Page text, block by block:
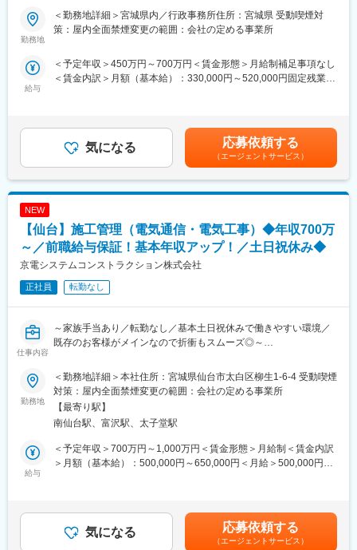
・在籍人数：全国9支社にて約1,000名以上の技術が活躍しており
ます！中途入社者、多数活躍中！
【ワークライフバランスが整う環境】
◎みなし公務員とも呼ばれるのが発注者支援業務です！
なり、働きやすい環境が用意されています！
◎官公庁は「働き方改革」を推進する立場にあるので、残業は少
ない傾向です！社内・社外業務比率もほぼ50:50と、室内での事務
業務が多いのも特徴です！
■業務概要：
発注者支援業務（国土交通省や地方自治体等の官公庁が発注する
成の補助業務等、「資料作成」をメインでお任せいたします。
・各種設計に用いる検討資料の作成、関係機関等の協議に関する
資料作成
・地元説明に関する資料作成、予算要求に関する資料作成、業務
の入札契約手続きに関する補助業務 など
1.予算関連資料：工事費の積算結果や予算要求書
2.契約関連資料：入札公告、仕様書、契約書案など
3.説明資料：地元説明会や議会報告用のプレゼン資料
4.進捗管理資料：工事の進捗状況や工程表
5.報告書：品質管理報告、監督状況報告など
・主な取引先：国土交通省、農林水産省、地方自治体、鉄道運輸
機構、各種団体、大手ゼネコン
・在籍人数：全国9支社にて約1,000名以上の技術が活躍しており
ます！中途入社者、多数活躍中！
■ワークライフバランス：
ることが可能です。
・退社時間や休日も公務員に準拠。官公庁は「働き方改革」を推
も特徴です。
・退職金制度や介護休業制度もあり、働きやすい環境が整ってお
ります。
勤務地
＜勤務地詳細＞宮城県内／行政事務所住所：宮城県 受動喫煙対
策：屋内全面禁煙変更の範囲：会社の定める事業所
給与
＜予定年収＞450万円～700万円＜賃金形態＞月給制補足事項なし
＜賃金内訳＞月額（基本給）：330,000円～520,000円固定残業手
＞■昇給：年1回（7月）■賞与：年2回（6月、12月）※正社員移行
前は毎月手当として支給（年間で見た受給金額に影響が出ないよ
う考慮あり）賃金はあくまでも目安の金額であり、選考を通じて
上下する可能性があります。月給(月額)は固定手当を含めた表記で
す。
気になる 応募依頼する
（エージェントサービス）
NEW
【仙台】施工管理（電気通信・電気工事）◆年収700万
～／前職給与保証！基本年収アップ！／土日祝休み◆
京電システムコンストラクション株式会社
正社員 転勤なし
仕事内容
～家族手当あり／転勤なし／基本土日祝休みで働きやすい環境／
既存のお客様がメインなので折衝もスムーズ◎～
■仕事内容：
大手通信会社の基地局の新設・増設・維持管理など、社会インフ
ラに関わる事業を展開している当社にて工事施工管理をお任せし
ます。
■具体的には：
5大管理（安全・原価・工程・品質・環境）の一連をお任せしま
・施工スケジュール・予算の管理
・協力会社や職人との連携、調整
勤務地
＜勤務地詳細＞本社住所：宮城県仙台市太白区柳生1-6-4 受動喫煙
対策：屋内全面禁煙変更の範囲：会社の定める事業所
【最寄り駅】
南仙台駅、富沢駅、太子堂駅
給与
＜予定年収＞700万円～1,000万円＜賃金形態＞月給制＜賃金内訳
＞月額（基本給）：500,000円～650,000円＜月給＞500,000円～
額であり、選考を通じて上下する可能性があります。月給(月額)は
固定手当を含めた表記です。
気になる 応募依頼する
（エージェントサービス）